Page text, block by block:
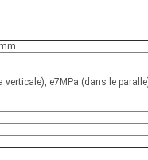
verticale), e7MPa (dans le